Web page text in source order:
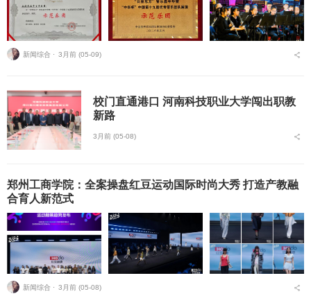
新闻综合 ⋅ 3月前 (05-09)
校门直通港口 河南科技职业大学闯出职教
新路
3月前 (05-08)
郑州工商学院：全案操盘红豆运动国际时尚大秀 打造产教融
合育人新范式
新闻综合 ⋅ 3月前 (05-08)